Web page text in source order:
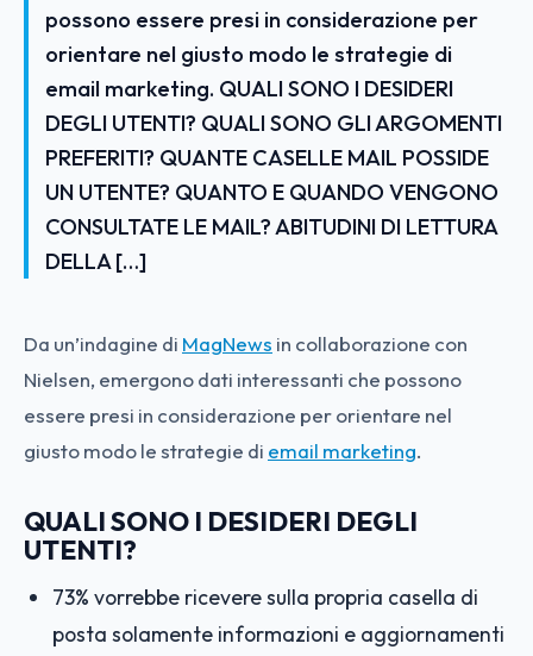
possono essere presi in considerazione per
orientare nel giusto modo le strategie di
email marketing. QUALI SONO I DESIDERI
DEGLI UTENTI? QUALI SONO GLI ARGOMENTI
PREFERITI? QUANTE CASELLE MAIL POSSIDE
UN UTENTE? QUANTO E QUANDO VENGONO
CONSULTATE LE MAIL? ABITUDINI DI LETTURA
DELLA […]
Da un’indagine di MagNews in collaborazione con
Nielsen, emergono dati interessanti che possono
essere presi in considerazione per orientare nel
giusto modo le strategie di email marketing.
QUALI SONO I DESIDERI DEGLI
UTENTI?
73% vorrebbe ricevere sulla propria casella di
posta solamente informazioni e aggiornamenti